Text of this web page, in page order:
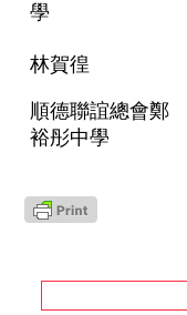
學
林賀徨
順德聯誼總會鄭
裕彤中學